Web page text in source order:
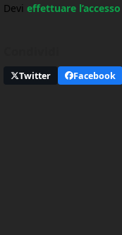
Devi effettuare l’accesso
Twitter Facebook